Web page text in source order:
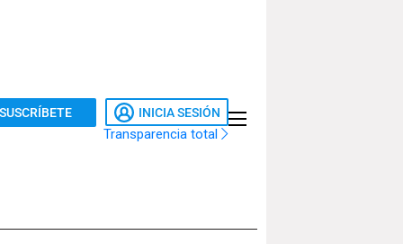
SUSCRÍBETE INICIA SESIÓN
Transparencia total